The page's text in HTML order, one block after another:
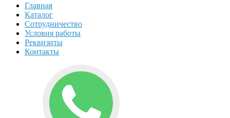
Главная
Каталог
Сотрудничество
Условия работы
Реквизиты
Контакты